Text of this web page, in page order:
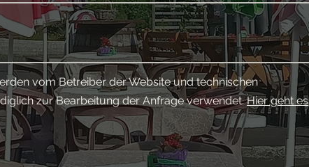
vom Betreiber der Website und technischen
zur Bearbeitung der Anfrage verwendet.Hier geht es